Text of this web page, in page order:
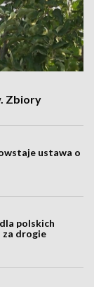
Zbiory
ustawa o
polskich
za drogie